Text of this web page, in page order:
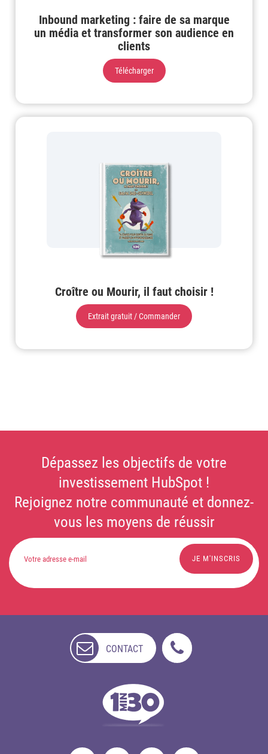
Inbound marketing : faire de sa marque
un média et transformer son audience en
clients
Télécharger
Croître ou Mourir, il faut choisir !
Extrait gratuit / Commander
Dépassez les objectifs de votre
investissement HubSpot !
Rejoignez notre communauté et donnez-
vous les moyens de réussir
CONTACT
DISPONIBLE